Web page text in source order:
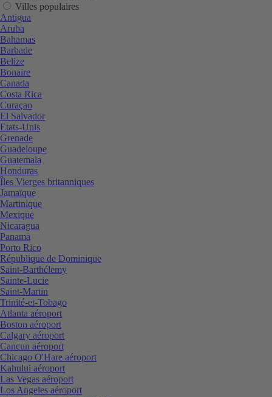
Villes populaires
Antigua
Aruba
Bahamas
Barbade
Belize
Bonaire
Canada
Costa Rica
Curaçao
El Salvador
Etats-Unis
Grenade
Guadeloupe
Guatemala
Honduras
Îles Vierges britanniques
Jamaïque
Martinique
Mexique
Nicaragua
Panama
Porto Rico
République de Dominique
Saint-Barthélemy
Sainte-Lucie
Saint-Martin
Trinité-et-Tobago
Atlanta aéroport
Boston aéroport
Calgary aéroport
Cancun aéroport
Chicago O'Hare aéroport
Kahului aéroport
Las Vegas aéroport
Los Angeles aéroport